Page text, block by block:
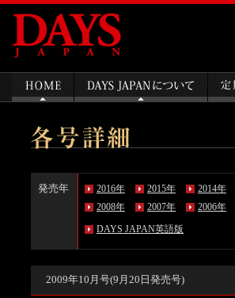
発売年 2016年 2015年 2014年
2008年
2007年 2006年
DAYS JAPAN英語版
2009年10月号(9月20日発売号)